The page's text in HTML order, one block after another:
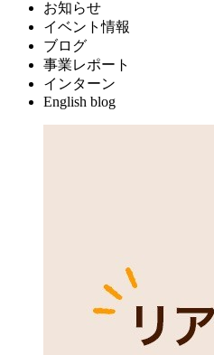
お知らせ
イベント情報
ブログ
事業レポート
インターン
English blog